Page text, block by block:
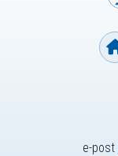
e-post